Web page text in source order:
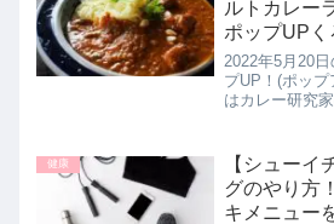
ルトカレー
ポップUPく
日
2022年5月20
プUP！(ポッ
はカレー研究
５品教えてく
しく紹介しま
健康
【シューイ
グのやり方
キメニュー